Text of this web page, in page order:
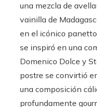
una mezcla de
vainilla de
en el icónico
se inspiró en una
Domenico Dolce y
postre se convirtió
una composición
profundamente